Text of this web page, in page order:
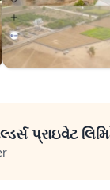
પ્રાઇવેટ